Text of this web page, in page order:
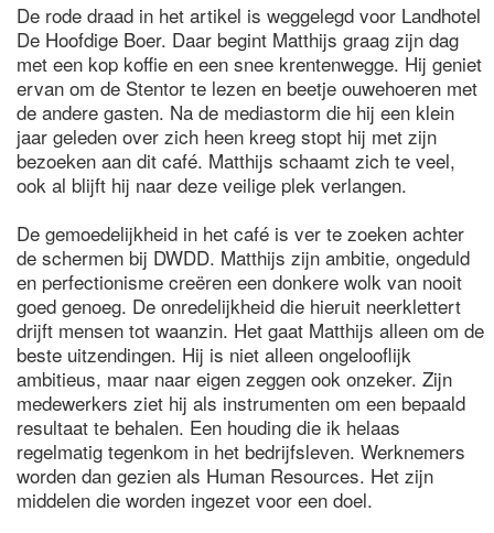
De rode draad in het artikel is weggelegd voor Landhotel
De Hoofdige Boer. Daar begint Matthijs graag zijn dag
met een kop koffie en een snee krentenwegge. Hij geniet
ervan om de Stentor te lezen en beetje ouwehoeren met
de andere gasten. Na de mediastorm die hij een klein
jaar geleden over zich heen kreeg stopt hij met zijn
bezoeken aan dit café. Matthijs schaamt zich te veel,
ook al blijft hij naar deze veilige plek verlangen.
De gemoedelijkheid in het café is ver te zoeken achter
de schermen bij DWDD. Matthijs zijn ambitie, ongeduld
en perfectionisme creëren een donkere wolk van nooit
goed genoeg. De onredelijkheid die hieruit neerklettert
drijft mensen tot waanzin. Het gaat Matthijs alleen om de
beste uitzendingen. Hij is niet alleen ongelooflijk
ambitieus, maar naar eigen zeggen ook onzeker. Zijn
medewerkers ziet hij als instrumenten om een bepaald
resultaat te behalen. Een houding die ik helaas
regelmatig tegenkom in het bedrijfsleven. Werknemers
worden dan gezien als Human Resources. Het zijn
middelen die worden ingezet voor een doel.